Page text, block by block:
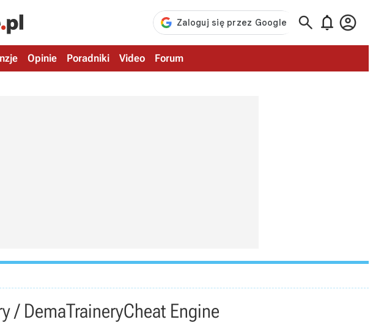
  
Opinie Poradniki Video Forum
/ DemaTraineryCheat Engine